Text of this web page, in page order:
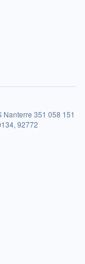
Nanterre 351 058 151
92772